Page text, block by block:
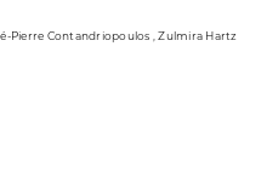
Pierre Contandriopoulos , Zulmira Hartz